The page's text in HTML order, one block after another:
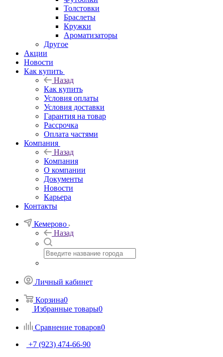
Толстовки
Браслеты
Кружки
Ароматизаторы
Другое
Акции
Новости
Как купить
Назад
Как купить
Условия оплаты
Условия доставки
Гарантия на товар
Рассрочка
Оплата частями
Компания
Назад
Компания
О компании
Документы
Новости
Карьера
Контакты
Кемерово
Назад
Личный кабинет
Корзина0
Избранные товары0
Сравнение товаров0
+7 (923) 474-66-90